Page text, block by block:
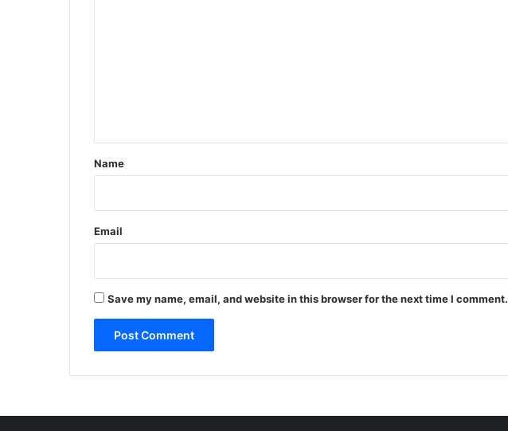
*
Name
Email
Save my name, email, and website in this browser for the next time I comment.